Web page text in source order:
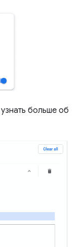
больше об